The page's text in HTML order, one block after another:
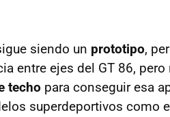
siendo un prototipo,
entre ejes del GT 86, pero
techo para conseguir esa
superdeportivos como